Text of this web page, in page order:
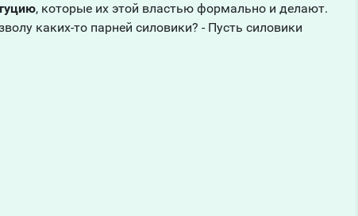
, которые их этой властью формально и делают.
каких-то парней силовики? - Пусть силовики